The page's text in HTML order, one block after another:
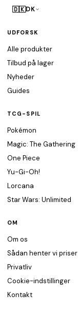
🇩🇰DK
UDFORSK
Alle produkter
Tilbud på lager
Nyheder
Guides
TCG-SPIL
Pokémon
Magic: The Gathering
One Piece
Yu-Gi-Oh!
Lorcana
Star Wars: Unlimited
OM
Om os
Sådan henter vi priser
Privatliv
Cookie-indstillinger
Kontakt